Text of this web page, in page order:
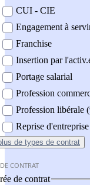
CUI - CIE
Engagement à
Franchise
Insertion par
Portage salarial
Profession
Profession libérale
Reprise d'entreprise
de types de contrat
CONTRAT
de contrat